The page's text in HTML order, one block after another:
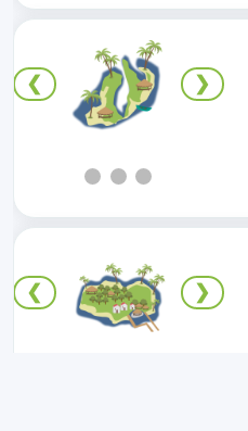
❮ ❯
❮ ❯